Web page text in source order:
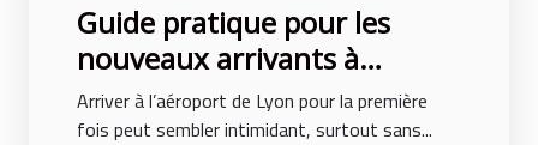
Guide pratique pour les
nouveaux arrivants à
l’aéroport de Lyon
Arriver à l’aéroport de Lyon pour la première
fois peut sembler intimidant, surtout sans...